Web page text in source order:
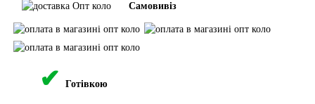
Самовивіз
✔ Готівкою